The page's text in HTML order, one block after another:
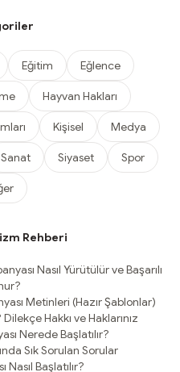
Eğitim Eğlence
Hayvan Hakları
Kişisel Medya
Sanat Siyaset Spor
Rehberi
Nasıl Yürütülür ve Başarılı
Metinleri (Hazır Şablonlar)
Hakkı ve Haklarınız
Nerede Başlatılır?
Sık Sorulan Sorular
Başlatılır?